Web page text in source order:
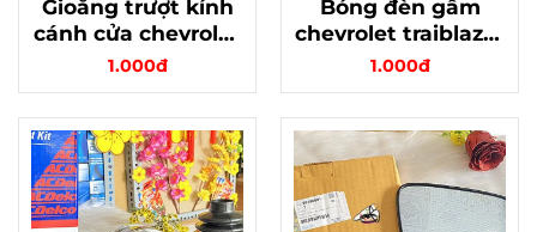
Gioăng trượt kính
cánh cửa chevrolet
colorado traiblazer
52142527
1.000đ
Bóng đèn gầm
chevrolet traiblazer
chính hãng mã
bóng 881
1.000đ